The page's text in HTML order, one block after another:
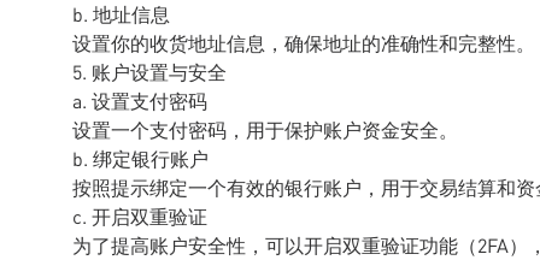
b. 地址信息
设置你的收货地址信息，确保地址的准确性和完整性。
5. 账户设置与安全
a. 设置支付密码
设置一个支付密码，用于保护账户资金安全。
b. 绑定银行账户
按照提示绑定一个有效的银行账户，用于交易结算和
c. 开启双重验证
为了提高账户安全性，可以开启双重验证功能（2FA